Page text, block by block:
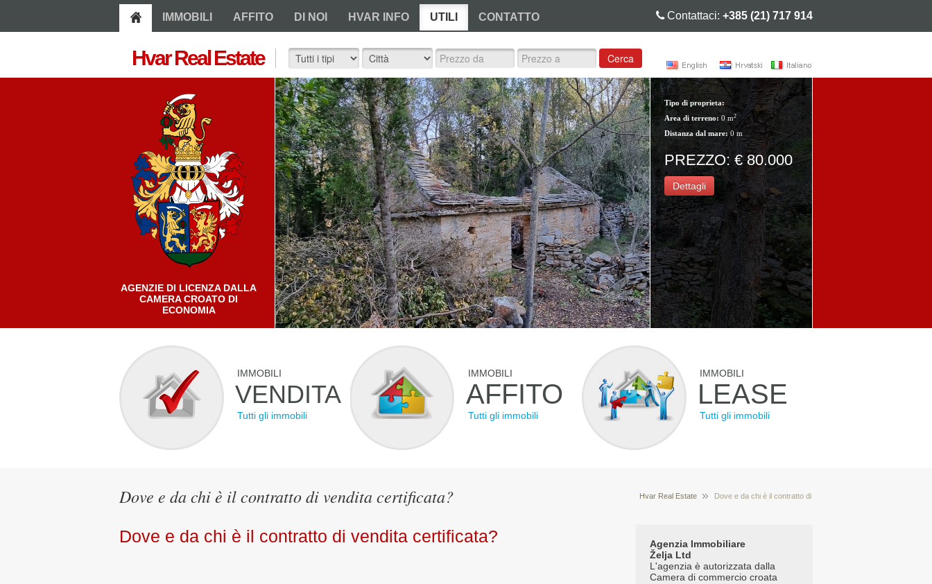
IMMOBILI AFFITO DI NOI HVAR INFO UTILI CONTATTO Contattaci: +385 (21) 717 914
Hvar Real Estate Cerca
AGENZIE DI LICENZA DALLA
CAMERA CROATO DI
ECONOMIA
Tipo di proprieta:
Area di terreno: 0 m2
Distanza dal mare:0 m
PREZZO: € 80.000
Dettagli
IMMOBILI
VENDITA
Tutti gli immobili
IMMOBILI
AFFITO
Tutti gli immobili
IMMOBILI
LEASE
Tutti gli immobili
Dove e da chi è il contratto di vendita certificata? Hvar Real Estate Dove e da chi è il contratto di
certificata?
Dove e da chi è il contratto di vendita certificata?
Agenzia Immobiliare
Želja Ltd
L'agenzia è autorizzata dalla
Camera di commercio croata